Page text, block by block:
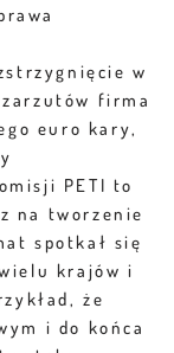
w
zarzutów firma
euro kary,
PETI to
na tworzenie
spotkał się
krajów i
że
i do końca